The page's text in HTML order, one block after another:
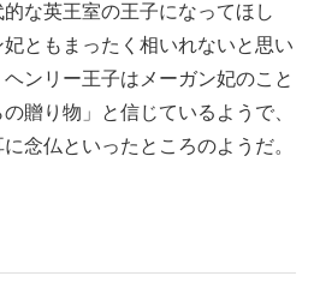
な英王室の王子になってほし
ともまったく相いれないと思い
ンリー王子はメーガン妃のこと
贈り物」と信じているようで、
念仏といったところのようだ。